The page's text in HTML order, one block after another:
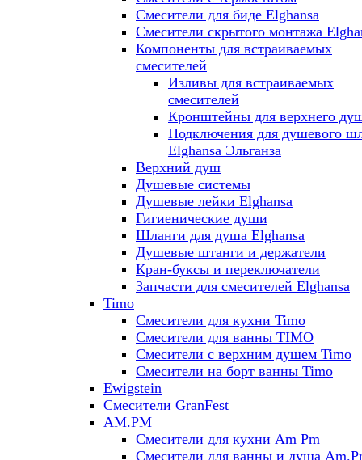
Смесители для биде Elghansa
Смесители скрытого монтажа
Компоненты для встраиваемых
смесителей
Изливы для встраиваемых
смесителей
Кронштейны для верхнего
Подключения для душевого
Elghansa Эльганза
Верхний душ
Душевые системы
Душевые лейки Elghansa
Гигиенические души
Шланги для душа Elghansa
Душевые штанги и держатели
Кран-буксы и переключатели
Запчасти для смесителей Elghansa
Timo
Смесители для кухни Timo
Смесители для ванны TIMO
Смесители с верхним душем Timo
Смесители на борт ванны Timo
Ewigstein
Смесители GranFest
AM.PM
Смесители для кухни Am Pm
Смесители для ванны и душа